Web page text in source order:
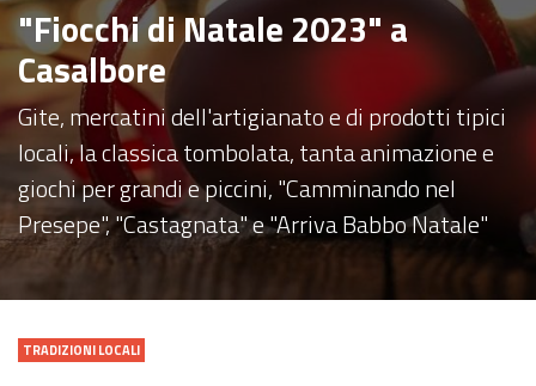
"Fiocchi di Natale 2023" a
Casalbore
Gite, mercatini dell'artigianato e di prodotti tipici
locali, la classica tombolata, tanta animazione e
giochi per grandi e piccini, "Camminando nel
Presepe", "Castagnata" e "Arriva Babbo Natale"
TRADIZIONI LOCALI